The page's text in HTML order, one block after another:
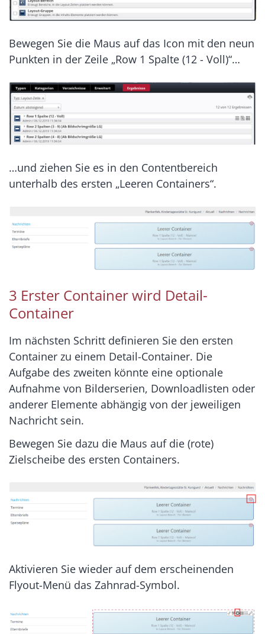
Bewegen Sie die Maus auf das Icon mit den neun
Punkten in der Zeile „Row 1 Spalte (12 - Voll)“…
…und ziehen Sie es in den Contentbereich
unterhalb des ersten „Leeren Containers“.
3 Erster Container wird Detail-
Container
Im nächsten Schritt definieren Sie den ersten
Container zu einem Detail-Container. Die
Aufgabe des zweiten könnte eine optionale
Aufnahme von Bilderserien, Downloadlisten oder
anderer Elemente abhängig von der jeweiligen
Nachricht sein.
Bewegen Sie dazu die Maus auf die (rote)
Zielscheibe des ersten Containers.
Aktivieren Sie wieder auf dem erscheinenden
Flyout-Menü das Zahnrad-Symbol.